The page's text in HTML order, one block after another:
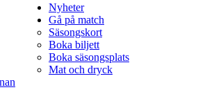
Nyheter
Gå på match
Säsongskort
Boka biljett
Boka säsongsplats
Mat och dryck